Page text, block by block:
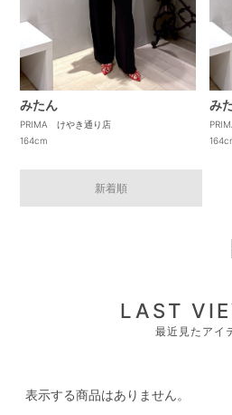
みたん
PRIMA けやき通り店
164cm
み
新着順
LAST
最近見たアイ
表示する商品はありません。